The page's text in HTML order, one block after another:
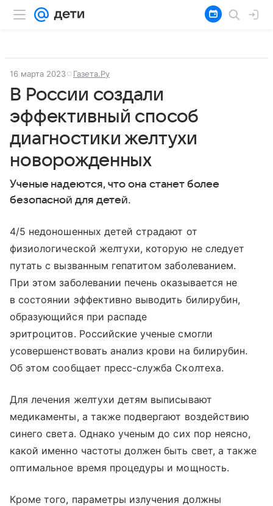
16 марта 2023 Газета.Ру
В России создали
эффективный способ
диагностики желтухи
новорожденных
Ученые надеются, что она станет более
безопасной для детей.
4/5 недоношенных детей страдают от
физиологической желтухи, которую не следует
путать с вызванным гепатитом заболеванием.
При этом заболевании печень оказывается не
в состоянии эффективно выводить билирубин,
образующийся при распаде
эритроцитов. Российские ученые смогли
усовершенствовать анализ крови на билирубин.
Об этом сообщает пресс-служба Сколтеха.
Для лечения желтухи детям выписывают
медикаменты, а также подвергают воздействию
синего света. Однако ученым до сих пор неясно,
какой именно частоты должен быть свет, а также
оптимальное время процедуры и мощность.
Кроме того, параметры излучения должны